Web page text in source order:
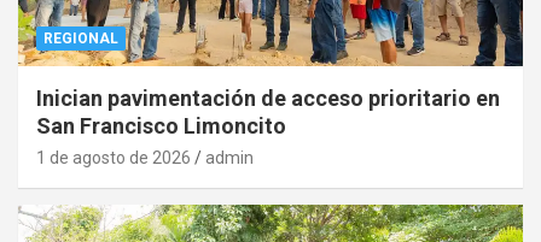
REGIONAL
Inician pavimentación de acceso prioritario en
San Francisco Limoncito
1 de agosto de 2026 admin